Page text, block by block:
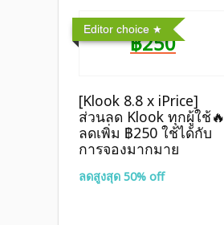
Editor choice
฿250
[Klook 8.8 x iPrice]
ส่วนลด Klook ทุกผู้ใช้🔥
ลดเพิ่ม ฿250 ใช้ได้กับ
การจองมากมาย
ลดสูงสุด 50% off